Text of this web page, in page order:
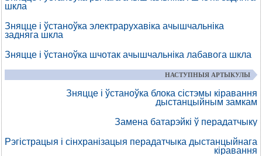
шкла
Зняцце і ўстаноўка электрарухавіка ачышчальніка
задняга шкла
Зняцце і ўстаноўка шчотак ачышчальніка лабавога шкла
НАСТУПНЫЯ АРТЫКУЛЫ
Зняцце і ўстаноўка блока сістэмы кіравання
дыстанцыйным замкам
Замена батарэйкі ў перадатчыку
Рэгістрацыя і сінхранізацыя перадатчыка дыстанцыйнага
кіравання